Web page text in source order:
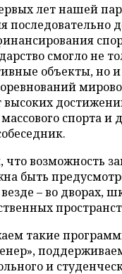
лет нашей
последовательно
смогло не
объекты, но
высоких
спорта и
возможность
быть
– во дворах,
такие
и